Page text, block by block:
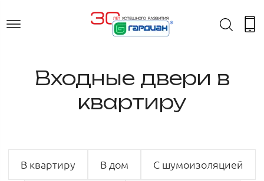
Входные двери в
квартиру
В квартиру В дом С шумоизоляцией